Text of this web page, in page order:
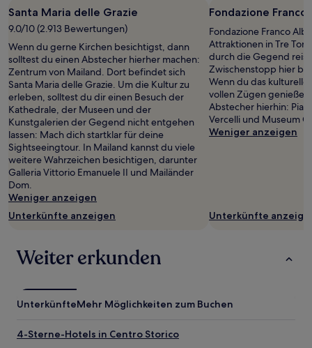
gefunden
wurde.
Preise
und
Verfügbarkeiten
können
sich
ändern.
Es
können
zusätzliche
Bedingungen
gelten.
Santa Maria delle Grazie
9.0/10 (2.913 Bewertungen)
Wenn du gerne Kirchen besichtigst, dann
solltest du einen Abstecher hierher machen:
Zentrum von Mailand. Dort befindet sich
Santa Maria delle Grazie. Um die Kultur zu
erleben, solltest du dir einen Besuch der
Kathedrale, der Museen und der
Kunstgalerien der Gegend nicht entgehen
lassen: Mach dich startklar für deine
Sightseeingtour. In Mailand kannst du viele
weitere Wahrzeichen besichtigen, darunter
Galleria Vittorio Emanuele II und Mailänder
Dom.
Weniger anzeigen
Unterkünfte anzeigen
Fondazione Franco
Fondazione Franco
Attraktionen in Tre
durch die Gegend
Zwischenstopp hier
Wenn du das
vollen Zügen
Abstecher hierhin:
Vercelli und Museum
Weniger anzeigen
Unterkünfte
Weiter erkunden
UnterkünfteMehr Möglichkeiten zum Buchen
4-Sterne-Hotels in Centro Storico